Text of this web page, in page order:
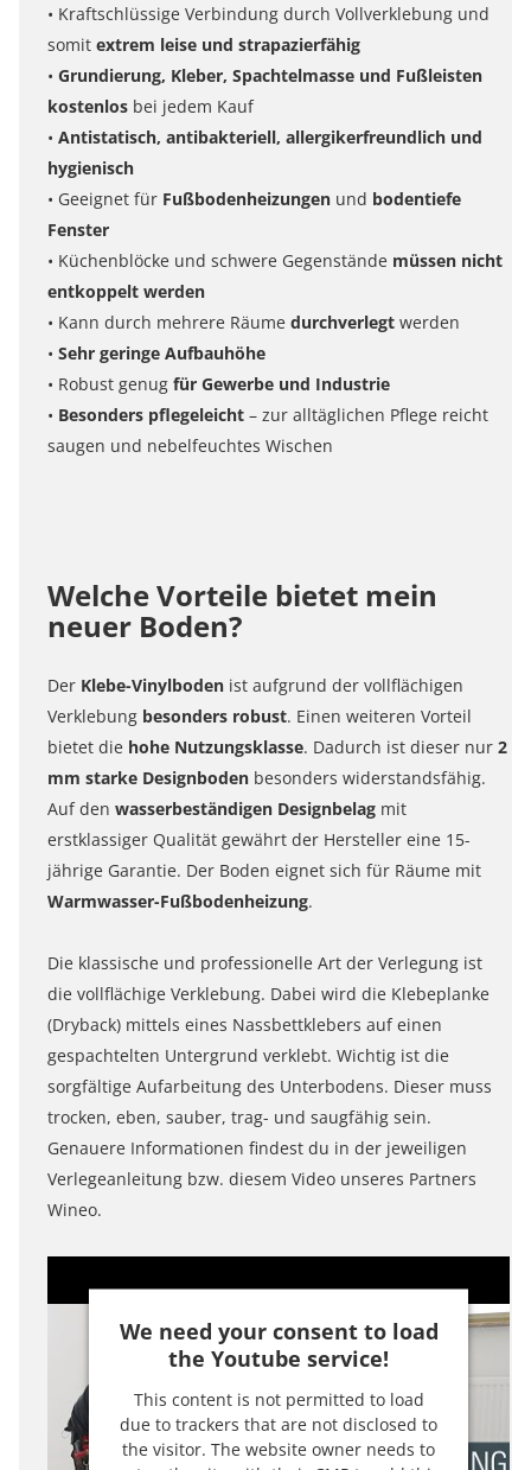
• Kraftschlüssige Verbindung durch Vollverklebung und
somit extrem leise und strapazierfähig
• Grundierung, Kleber, Spachtelmasse und Fußleisten
kostenlos bei jedem Kauf
• Antistatisch, antibakteriell, allergikerfreundlich und
hygienisch
• Geeignet für Fußbodenheizungen und bodentiefe
Fenster
• Küchenblöcke und schwere Gegenstände müssen nicht
entkoppelt werden
• Kann durch mehrere Räume durchverlegt werden
• Sehr geringe Aufbauhöhe
• Robust genug für Gewerbe und Industrie
• Besonders pflegeleicht – zur alltäglichen Pflege reicht
saugen und nebelfeuchtes Wischen
Welche Vorteile bietet mein
neuer Boden?
Der Klebe-Vinylboden ist aufgrund der vollflächigen
Verklebung besonders robust. Einen weiteren Vorteil
bietet die hohe Nutzungsklasse. Dadurch ist dieser nur 2
mm starke Designboden besonders widerstandsfähig.
Auf den wasserbeständigen Designbelag mit
erstklassiger Qualität gewährt der Hersteller eine 15-
jährige Garantie. Der Boden eignet sich für Räume mit
Warmwasser-Fußbodenheizung.
Die klassische und professionelle Art der Verlegung ist
die vollflächige Verklebung. Dabei wird die Klebeplanke
(Dryback) mittels eines Nassbettklebers auf einen
gespachtelten Untergrund verklebt. Wichtig ist die
sorgfältige Aufarbeitung des Unterbodens. Dieser muss
trocken, eben, sauber, trag- und saugfähig sein.
Genauere Informationen findest du in der jeweiligen
Verlegeanleitung bzw. diesem Video unseres Partners
Wineo.
We need your consent to load
the Youtube service!
This content is not permitted to load
due to trackers that are not disclosed to
the visitor. The website owner needs to